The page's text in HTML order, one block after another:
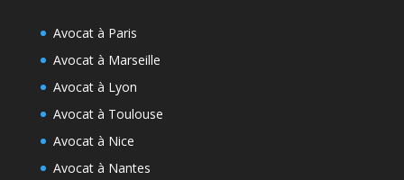
Avocat à Paris
Avocat à Marseille
Avocat à Lyon
Avocat à Toulouse
Avocat à Nice
Avocat à Nantes